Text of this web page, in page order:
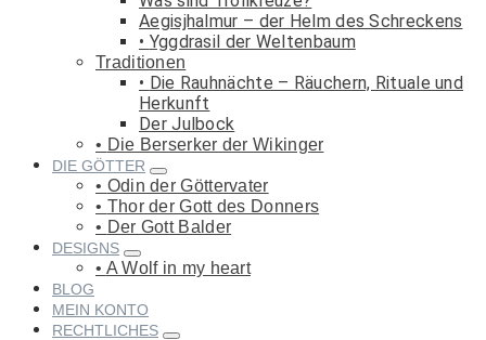
Aegisjhalmur – der Helm des Schreckens
Yggdrasil der Weltenbaum
Traditionen
Die Rauhnächte – Räuchern, Rituale und
Herkunft
Der Julbock
Die Berserker der Wikinger
DIE GÖTTER
Odin der Göttervater
Thor der Gott des Donners
Der Gott Balder
DESIGNS
A Wolf in my heart
BLOG
MEIN KONTO
RECHTLICHES